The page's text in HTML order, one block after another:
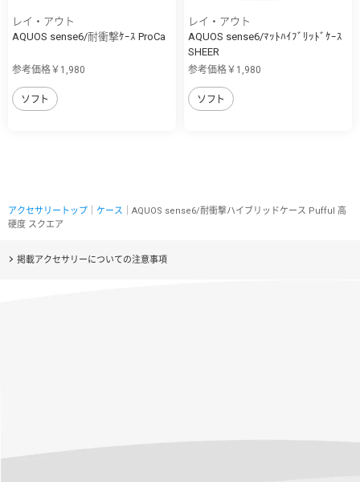
レイ・アウト
AQUOS sense6/耐衝撃ｹｰｽ ProCa
参考価格￥1,980
ソフト
レイ・アウト
AQUOS sense6/ﾏｯﾄﾊｲﾌﾞﾘｯﾄﾞｹｰｽ
SHEER
参考価格￥1,980
ソフト
アクセサリートップ ケース ｜AQUOS sense6/耐衝撃ハイブリッドケース Pufful 高
硬度 スクエア
掲載アクセサリーについての注意事項